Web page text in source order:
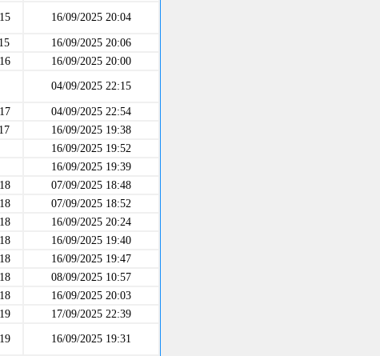
16/09/2025 20:04
16/09/2025 20:06
16/09/2025 20:00
04/09/2025 22:15
04/09/2025 22:54
16/09/2025 19:38
16/09/2025 19:52
16/09/2025 19:39
07/09/2025 18:48
07/09/2025 18:52
16/09/2025 20:24
16/09/2025 19:40
16/09/2025 19:47
08/09/2025 10:57
16/09/2025 20:03
17/09/2025 22:39
16/09/2025 19:31